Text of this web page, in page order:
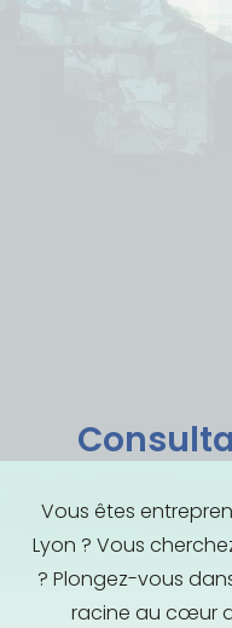
Vous êtes
Lyon ? Vous
? Plongez-vous
racine au cœur